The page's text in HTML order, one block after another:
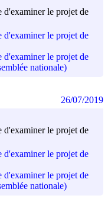
d'examiner le projet de
d'examiner le projet de
d'examiner le projet de
nationale)
d'examiner le projet de
d'examiner le projet de
d'examiner le projet de
nationale)
26/07/2019